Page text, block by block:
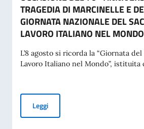
TRAGEDIA DI MARCINELLE E
GIORNATA NAZIONALE DEL
LAVORO ITALIANO NEL
L’8 agosto si ricorda la “Giornata
Lavoro Italiano nel Mondo”, istituita
LeggiMESSAGGIO DEL VICE